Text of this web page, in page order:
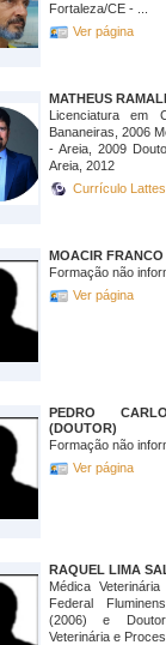
Fortaleza/CE - ...
Ver página
MATHEUS
Licenciatura em
Bananeiras, 2006
- Areia, 2009
Areia, 2012
Currículo
MOACIR
Formação não
Ver página
PEDRO
(DOUTOR)
Formação não
Ver página
RAQUEL LIMA
Médica
Federal
(2006) e
Veterinária e